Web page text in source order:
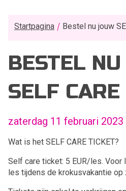
Startpagina Bestel nu jouw
BESTEL
SELF
zaterdag 11 februari 2023
Wat is het SELF CARE TICKET?
Self care ticket: 5 EUR/les.
les tijdens de krokusvakantie op